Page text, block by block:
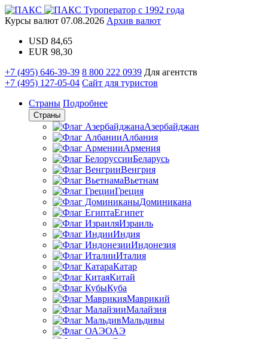
Туроператор с 1992 года
Курсы валют 07.08.2026 Архив валют
USD 84,65
EUR 98,30
+7 (495) 646-39-39 8 800 222 0939 Для агентств
+7 (495) 127-05-04 Сайт для туристов
Страны Подробнее
Страны
Азербайджан
Албания
Армения
Беларусь
Венгрия
Вьетнам
Греция
Доминикана
Египет
Израиль
Индия
Индонезия
Италия
Катар
Китай
Куба
Маврикий
Малайзия
Мальдивы
ОАЭ